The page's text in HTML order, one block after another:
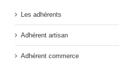
Les adhérents
Adhérent artisan
Adhérent commerce